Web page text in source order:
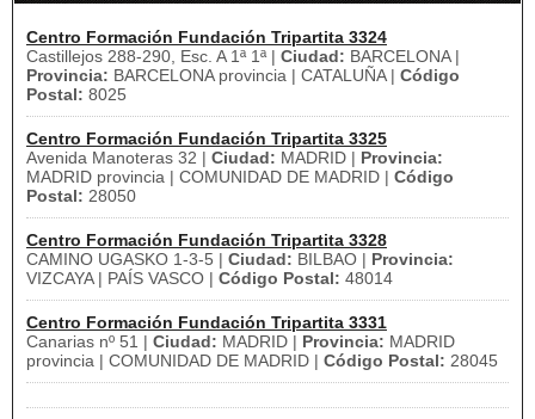
Centro Formación Fundación Tripartita 3324
Castillejos 288-290, Esc. A 1ª 1ª | Ciudad: BARCELONA |
Provincia: BARCELONA provincia | CATALUÑA | Código
Postal: 8025
Centro Formación Fundación Tripartita 3325
Avenida Manoteras 32 | Ciudad: MADRID | Provincia:
MADRID provincia | COMUNIDAD DE MADRID | Código
Postal: 28050
Centro Formación Fundación Tripartita 3328
CAMINO UGASKO 1-3-5 | Ciudad: BILBAO | Provincia:
VIZCAYA | PAÍS VASCO | Código Postal: 48014
Centro Formación Fundación Tripartita 3331
Canarias nº 51 | Ciudad: MADRID | Provincia: MADRID
provincia | COMUNIDAD DE MADRID | Código Postal: 28045